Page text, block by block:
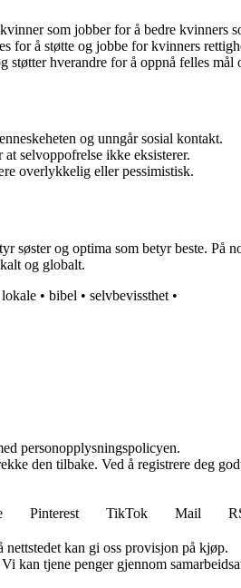
som jobber for å bedre kvinners
for å støtte og jobbe for kvinners
støtter hverandre for å oppnå felles mål
og unngår sosial kontakt.
selvoppofrelse ikke eksisterer.
overlykkelig eller pessimistisk.
søster og optima som betyr beste.
og globalt.
lokale • bibel • selvbevissthet •
personopplysningspolicyen.
den tilbake. Ved å registrere deg
Pinterest TikTok Mail
kan gi oss provisjon på kjøp.
kan tjene penger gjennom